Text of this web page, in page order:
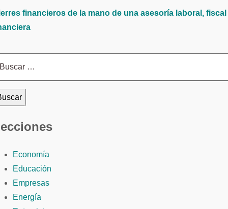
financieros de la mano de una asesoría laboral, fiscal
Economía
Educación
Empresas
Energía